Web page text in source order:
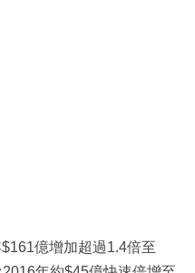
億增加超過1.4倍至